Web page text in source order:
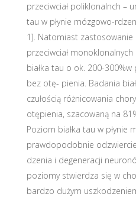
przeciwciał poliklonalnch –
tau w płynie mózgowo-
1]. Natomiast zastosowanie
przeciwciał
białka tau o ok. 200-
bez otę- pienia. Badania
czułością różnicowania
otępienia, szacowaną na
Poziom białka tau w płynie
prawdopodobnie
dzenia i degeneracji
poziomy stwierdza się w
bardzo dużym